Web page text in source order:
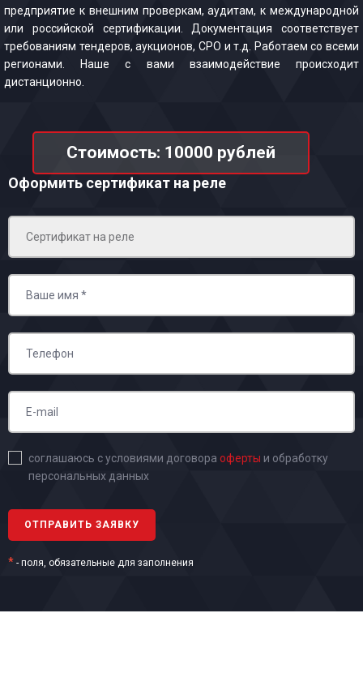
предприятие к внешним проверкам, аудитам, к международной
или российской сертификации. Документация соответствует
требованиям тендеров, аукционов, СРО и т.д. Работаем со всеми
регионами. Наше с вами взаимодействие происходит
дистанционно.
Стоимость: 10000 рублей
Оформить сертификат на реле
соглашаюсь с условиями договора оферты и обработку
персональных данных
* - поля, обязательные для заполнения